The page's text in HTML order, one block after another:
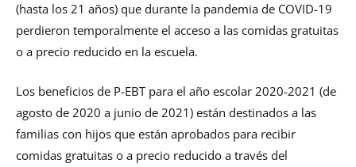
(hasta los 21 años) que durante la pandemia de COVID-19
perdieron temporalmente el acceso a las comidas gratuitas
o a precio reducido en la escuela.
Los beneficios de P-EBT para el año escolar 2020-2021 (de
agosto de 2020 a junio de 2021) están destinados a las
familias con hijos que están aprobados para recibir
comidas gratuitas o a precio reducido a través del